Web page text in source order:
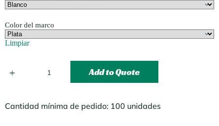
Color del marco
Limpiar
Add to Quote
Cantidad mínima de pedido: 100 unidades